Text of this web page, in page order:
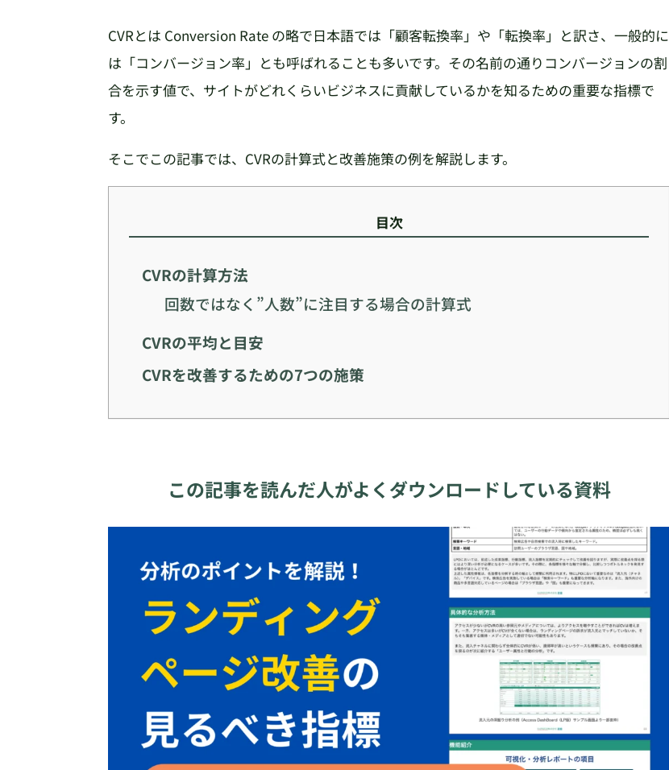
CVRとは Conversion Rate の略で日本語では「顧客転換率」や「転換率」と訳さ、一般的に
は「コンバージョン率」とも呼ばれることも多いです。その名前の通りコンバージョンの割
合を示す値で、サイトがどれくらいビジネスに貢献しているかを知るための重要な指標で
す。
そこでこの記事では、CVRの計算式と改善施策の例を解説します。
目次
CVRの計算方法
回数ではなく”人数”に注目する場合の計算式
CVRの平均と目安
CVRを改善するための7つの施策
この記事を読んだ人がよくダウンロードしている資料